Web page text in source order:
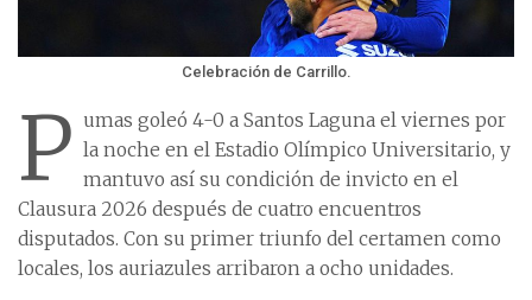
Celebración de Carrillo.
P umas goleó 4-0 a Santos Laguna el viernes por
la noche en el Estadio Olímpico Universitario, y
mantuvo así su condición de invicto en el
Clausura 2026 después de cuatro encuentros
disputados. Con su primer triunfo del certamen como
locales, los auriazules arribaron a ocho unidades.